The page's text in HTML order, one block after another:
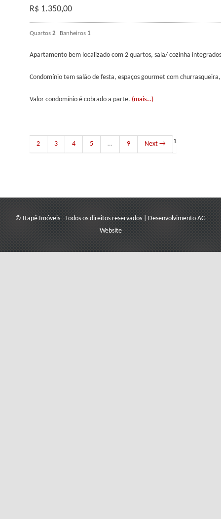
R$ 1.350,00
Quartos 2 Banheiros 1
Apartamento bem localizado com 2 quartos, sala/ cozinha
Condomínio tem salão de festa, espaços gourmet com
Valor condomínio é cobrado a parte. (mais…)
1
2 3 4 5 … 9 Next →
© Itapê Imóveis - Todos os direitos reservados |DesenvolvimentoAG
Website